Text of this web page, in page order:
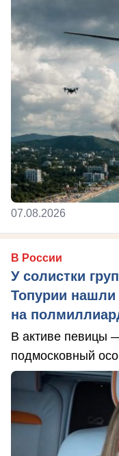
07.08.2026
В России
У солистки
Топурии
на
В активе певицы
подмосковный